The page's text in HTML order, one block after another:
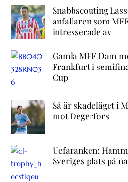
Snabbscouting
anfallaren som
intresserade av
Gamla MFF Dam
Frankfurt i
Cup
Så är skadeläget i
mot Degerfors
Uefaranken:
Sveriges plats på